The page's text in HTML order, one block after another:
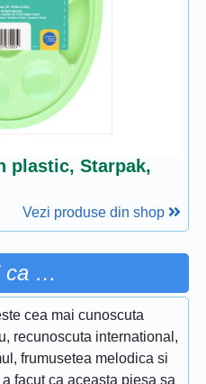
plastic, Starpak,
Vezi produse din shop
ca …
cea mai cunoscuta
recunoscuta international,
frumusetea melodica si
facut ca aceasta piesa sa